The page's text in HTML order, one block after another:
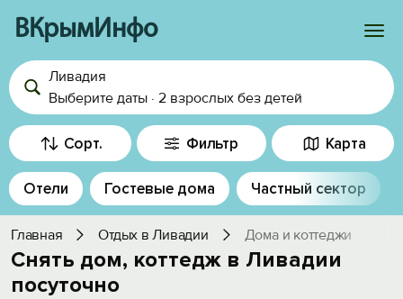
ВКрымИнфо
Войти
Избранное
История просмотра
Добавить свой объект
Ливадия
Выберите даты · 2 взрослых без детей
Сорт. Фильтр Карта
Отели Гостевые дома Частный сектор
Главная Отдых в Ливадии Дома и коттеджи
Снять дом, коттедж в Ливадии
посуточно